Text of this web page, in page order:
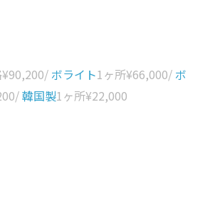
¥90,200/ ボライト1ヶ所¥66,000/ ボ
/韓国製1ヶ所¥22,000